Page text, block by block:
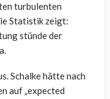
turbulenten
Statistik zeigt:
stünde der
Schalke hätte nach
auf „expected